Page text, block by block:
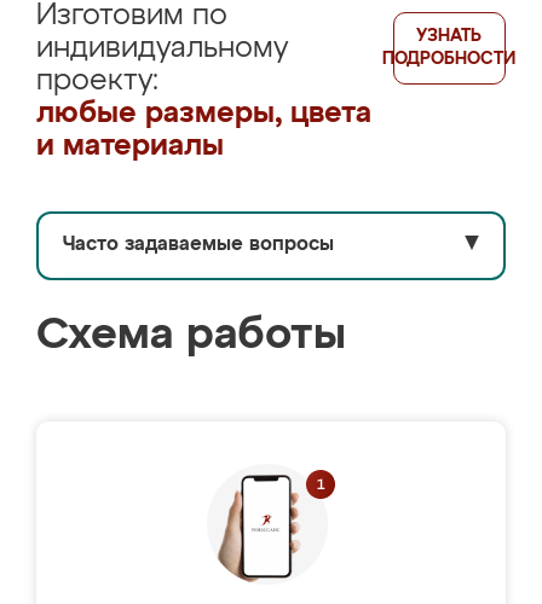
Изготовим по
индивидуальному
проекту:
любые размеры, цвета
и материалы
УЗНАТЬ
ПОДРОБНОСТИ
Часто задаваемые вопросы ▼
Схема работы